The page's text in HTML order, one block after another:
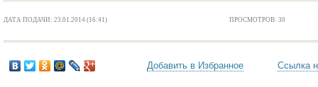
ДАТА ПОДАЧИ: 23.01.2014 (16:41) ПРОСМОТРОВ: 30
Добавить в Избранное Ссылка